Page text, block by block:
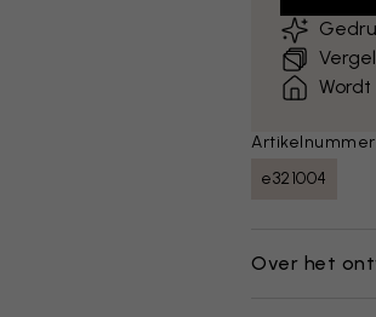
e321004
Over het